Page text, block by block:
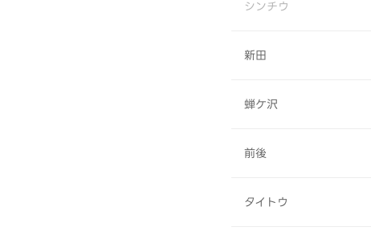
シンチウ
新田
蝉ケ沢
前後
タイトウ